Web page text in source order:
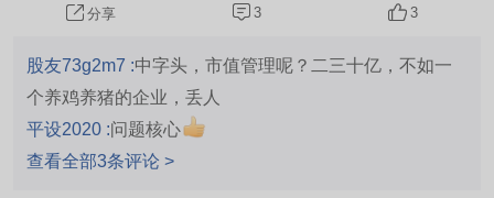
分享 3 3
股友73g2m7 :中字头，市值管理呢？二三十亿，不如一
个养鸡养猪的企业，丢人
平设2020 :问题核心
查看全部3条评论 >